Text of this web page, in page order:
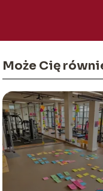
Może Cię